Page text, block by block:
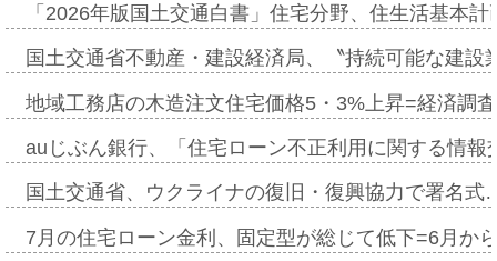
「2026年版国土交通白書」住宅分野、住生活基本
国土交通省不動産・建設経済局、〝持続可能な建
地域工務店の木造注文住宅価格5・3%上昇=経済調
auじぶん銀行、「住宅ローン不正利用に関する情
国土交通省、ウクライナの復旧・復興協力で署名
7月の住宅ローン金利、固定型が総じて低下=6月か